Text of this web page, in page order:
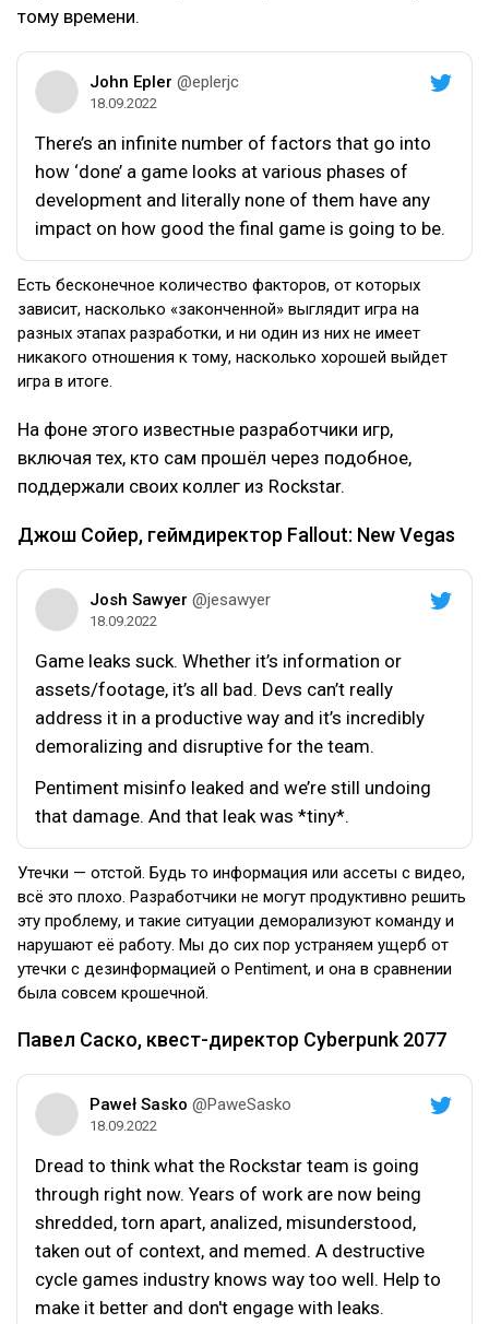
тому времени.
John Epler @eplerjc
18.09.2022
There’s an infinite number of factors that go into
how ‘done’ a game looks at various phases of
development and literally none of them have any
impact on how good the final game is going to be.
Есть бесконечное количество факторов, от которых
зависит, насколько «законченной» выглядит игра на
разных этапах разработки, и ни один из них не имеет
никакого отношения к тому, насколько хорошей выйдет
игра в итоге.
На фоне этого известные разработчики игр,
включая тех, кто сам прошёл через подобное,
поддержали своих коллег из Rockstar.
Джош Сойер, геймдиректор Fallout: New Vegas
Josh Sawyer @jesawyer
18.09.2022
Game leaks suck. Whether it’s information or
assets/footage, it’s all bad. Devs can’t really
address it in a productive way and it’s incredibly
demoralizing and disruptive for the team.
Pentiment misinfo leaked and we’re still undoing
that damage. And that leak was *tiny*.
Утечки — отстой. Будь то информация или ассеты с видео,
всё это плохо. Разработчики не могут продуктивно решить
эту проблему, и такие ситуации деморализуют команду и
нарушают её работу. Мы до сих пор устраняем ущерб от
утечки с дезинформацией о Pentiment, и она в сравнении
была совсем крошечной.
Павел Саско, квест-директор Cyberpunk 2077
Paweł Sasko @PaweSasko
18.09.2022
Dread to think what the Rockstar team is going
through right now. Years of work are now being
shredded, torn apart, analized, misunderstood,
taken out of context, and memed. A destructive
cycle games industry knows way too well. Help to
make it better and don't engage with leaks.